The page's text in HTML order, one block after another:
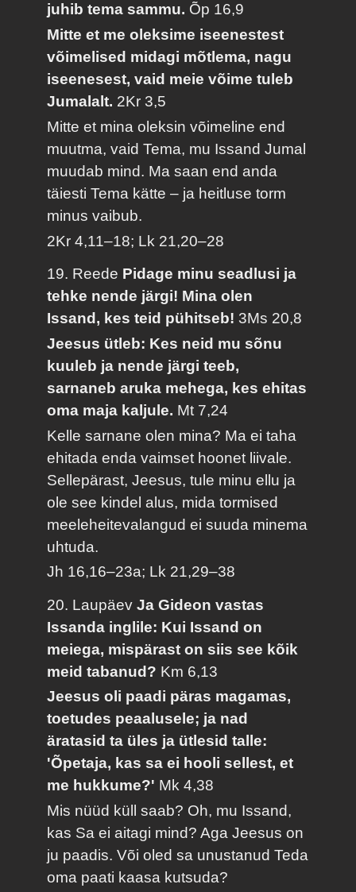
juhib tema sammu. Õp 16,9
Mitte et me oleksime iseenestest
võimelised midagi mõtlema, nagu
iseenesest, vaid meie võime tuleb
Jumalalt. 2Kr 3,5
Mitte et mina oleksin võimeline end
muutma, vaid Tema, mu Issand Jumal
muudab mind. Ma saan end anda
täiesti Tema kätte – ja heitluse torm
minus vaibub.
2Kr 4,11–18; Lk 21,20–28
19. Reede Pidage minu seadlusi ja
tehke nende järgi! Mina olen
Issand, kes teid pühitseb! 3Ms 20,8
Jeesus ütleb: Kes neid mu sõnu
kuuleb ja nende järgi teeb,
sarnaneb aruka mehega, kes ehitas
oma maja kaljule. Mt 7,24
Kelle sarnane olen mina? Ma ei taha
ehitada enda vaimset hoonet liivale.
Sellepärast, Jeesus, tule minu ellu ja
ole see kindel alus, mida tormised
meeleheitevalangud ei suuda minema
uhtuda.
Jh 16,16–23a; Lk 21,29–38
20. LaupäevJa Gideon vastas
Issanda inglile: Kui Issand on
meiega, mispärast on siis see kõik
meid tabanud? Km 6,13
Jeesus oli paadi päras magamas,
toetudes peaalusele; ja nad
äratasid ta üles ja ütlesid talle:
'Õpetaja, kas sa ei hooli sellest, et
me hukkume?' Mk 4,38
Mis nüüd küll saab? Oh, mu Issand,
kas Sa ei aitagi mind? Aga Jeesus on
ju paadis. Või oled sa unustanud Teda
oma paati kaasa kutsuda?